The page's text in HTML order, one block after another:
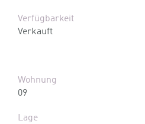
Verfügbarkeit
Verkauft
Wohnung
09
Lage